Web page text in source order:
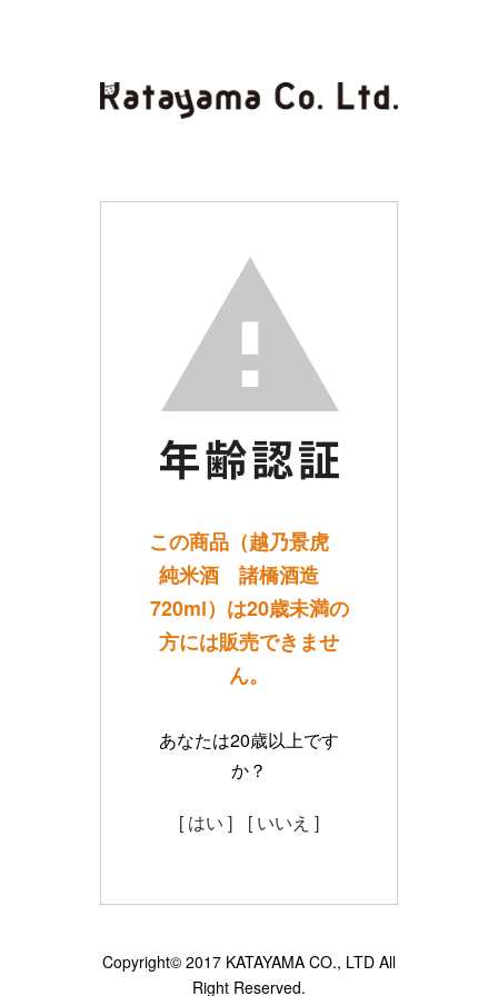
この商品（越乃景虎
純米酒 諸橋酒造
720ml）は20歳未満の
方には販売できませ
ん。
あなたは20歳以上です
か？
[ はい ] [ いいえ ]
Copyright© 2017 KATAYAMA CO., LTD All
Right Reserved.